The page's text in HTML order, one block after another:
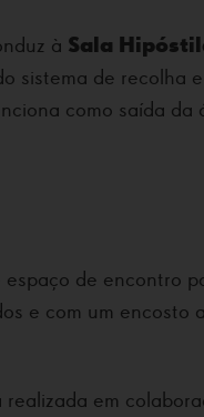
à Sala
sistema de recolha
como saída
de encontro
e com um encosto
em